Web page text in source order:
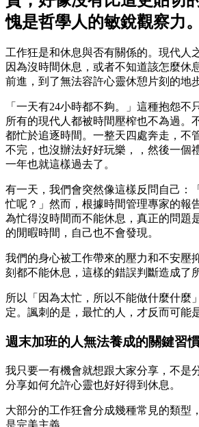
愧是哲學人的敏銳觀察力。
工作狂是和休息與否有關係的。現代人
因為沒時間休息，或者不知道該怎麼休
前進，到了無法容許心靈休憩片刻的地
「一天有24小時都不夠。」這種抱怨不
所有的現代人都被時間壓榨也不為過。
都忙於追逐時間。一整天四處奔走，不
不完，也沒辦法好好玩樂，，然後一個
一年也就這樣過去了。
有一天，我們會突然像這樣反問自己：
忙呢？」然而，根據時間管理專家的報
為忙得沒時間而不能休息，真正的問題
的閒暇時間，自己也不會發現。
我們的身心被工作帶來的壓力和不安壓
刻都不能休息，這樣的錯誤判斷造成了
所以「因為太忙，所以不能做什麼什麼
定。諷刺的是，最忙的人，才反而可能
週末加班的人無法養成的關鍵習
我只要一有機會就想跟大家分享，不是
分享如何允許心靈也好好得到休息。
大部分的工作狂會分成幾種常見的類型
是完美主義。